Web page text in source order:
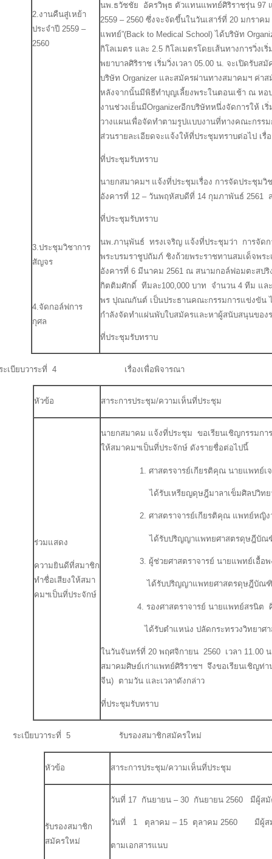
2.งานคืนสู่เหย้า
ประจำปี 2559 –
2560
3.ประชุมวิชาการ
สัญจร
4.จัดกอล์ฟการ
กุศล
นพ.ธวัชชัย อัครวิพุธ ตัวแทนแพทย์ศิริราชรุ่น 97
2559 – 2560 ซึ่งจะจัดขึ้นในวันเสาร์ที่ 20 มกราค
แพทย์”(Back to Medical School) ได้บริษัท
กิโลเมตร และ 2.5 กิโลเมตรโดยเส้นทางการวิ่ง
พยาบาลศิริราช เริ่มวิ่งเวลา 05.00 น. จะเปิดรับ
บริษัท Organizer และสมัครผ่านทางสมาคมฯ ค่า
หลังจากนั้นมีพิธีทำบุญเลี้ยงพระในตอนเช้า ณ หอ
งานช่วงเย็นมีOrganizerอีกบริษัทหนึ่งจัดการให้ เ
วางแผนเพื่อจัดทำตามรูปแบบงานที่ทางคณะกรร
ส่วนรายละเอียดจะแจ้งให้ที่ประชุมทราบต่อไป เ
ที่ประชุมรับทราบ
นายกสมาคมฯ แจ้งที่ประชุมเรื่อง การจัดประชุมวิ
อังคารที่ 12 – วันพฤหัสบดีที่ 14 กุมภาพันธ์ 2561
ที่ประชุมรับทราบ
นพ.ภานุพันธ์ ทรงเจริญ แจ้งที่ประชุมว่า การจัด
พระบรมราชูปถัมภ์ ชิงถ้วยพระราชทานสมเด็จพร
อังคารที่ 6 มีนาคม 2561 ณ สนามกอล์ฟอมตะสป
กิตติมศักดิ์ ทีมละ100,000 บาท จำนวน 4 ทีม แล
พร ปุณณกันต์ เป็นประธานคณะกรรมการแข่งขัน
กำลังจัดทำแผ่นพับใบสมัครและหาผู้สนับสนุนของร
ที่ประชุมรับทราบ
ะเบียบวาระที่ 4 เรื่องเพื่อพิจารณา
หัวข้อ สาระการประชุม/ความเห็นที่ประชุม
ร่วมแสดง
ความยินดีที่สมาชิก
ทำชื่อเสียงให้สมา
คมฯเป็นที่ประจักษ์
นายกสมาคม แจ้งที่ประชุม ขอเรียนเชิญกรรมกา
ให้สมาคมฯเป็นที่ประจักษ์ ดังรายชื่อต่อไปนี้
1. ศาสตรจารย์เกียรติคุณ นายแพทย์เจ
ได้รับเหรียญดุษฎีมาลาเข็มศิลปวิทยา
2. ศาสตราจารย์เกียรติคุณ แพทย์หญิง
ได้รับปริญญาแพทยศาสตรดุษฎีบัณฑิ
3. ผู้ช่วยศาสตราจารย์ นายแพทย์เอื้อพง
ได้รับปริญญาแพทยศาสตรดุษฎีบัณฑิต
4. รองศาสตราจารย์ นายแพทย์สรนิต ศิ
ได้รับตำแหน่ง ปลัดกระทรวงวิทยาศาสต
ในวันจันทร์ที่ 20 พฤศจิกายน 2560 เวลา
สมาคมศิษย์เก่าแพทย์ศิริราชฯ จึงขอเรียนเชิญท่
จีน) ตามวัน และเวลาดังกล่าว
ที่ประชุมรับทราบ
ระเบียบวาระที่ 5 รับรองสมาชิกสมัครใหม่
หัวข้อ สาระการประชุม/ความเห็นที่ประชุม
รับรองสมาชิก
สมัครใหม่
วันที่ 17 กันยายน – 30 กันยายน 2560 มีผู้ส
วันที่ 1 ตุลาคม – 15 ตุลาคม 2560 มีผู้สมั
ตามเอกสารแนบ